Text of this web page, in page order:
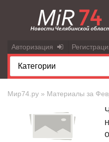
Авторизация
Мир74.ру » Материалы за